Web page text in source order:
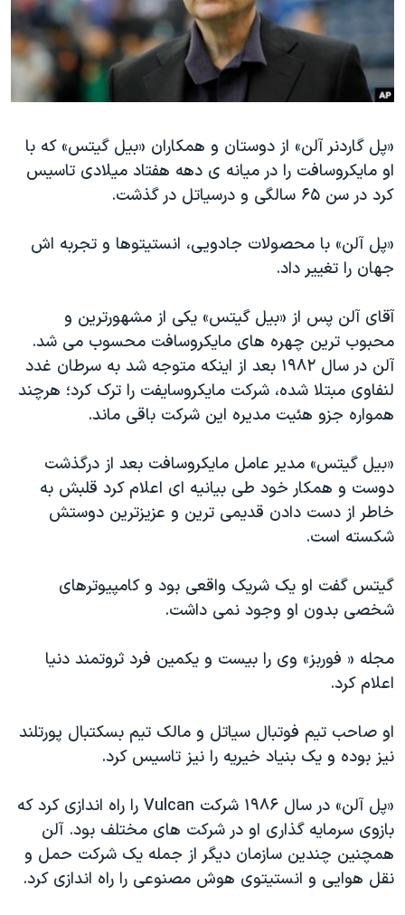
فرهنگ و زندگی
حقوق شهروندی
اقتصادی
اسرائیل در جنگ
گالری عکس
انتخابات ریاست جمهوری آمریکا ۲۰۲۴
حمله جمهوری اسلامی به اسرائیل
ورزش زنان در ایران
اعتراضات زن، زندگی، آزادی
تریبونال مردمی آبان ۹۸
دادگاه حمید نوری
چهل سال گروگان‌گیری
قانون شفافیت دارائی کادر رهبری ایران
اعتراضات مردمی آبان ۹۸
اسرائیل در جنگ
همایش محافظه‌کاران آمریکا «سی‌پک»
صفحه‌های ویژه
سفر پرزیدنت ترامپ به چین
زبانهای مختلف
«پل گاردنر آلن» از دوستان و همکاران «بیل گیتس» که با
او مایکروسافت را در میانه ی دهه هفتاد میلادی تاسیس
کرد در سن ۶۵ سالگی و درسیاتل در گذشت.
«پل آلن» با محصولات جادویی، انستیتوها و تجربه اش
جهان را تغییر داد.
آقای آلن پس از «بیل گیتس» یکی از مشهورترین و
محبوب ترین چهره های مایکروسافت محسوب می شد.
آلن در سال ۱۹۸۲ بعد از اینکه متوجه شد به سرطان غدد
لنفاوی مبتلا شده، شرکت مایکروسایفت را ترک کرد؛ هرچند
همواره جزو هئیت مدیره این شرکت باقی ماند.
«بیل گیتس» مدیر عامل مایکروسافت بعد از درگذشت
دوست و همکار خود طی بیانیه ای اعلام کرد قلبش به
خاطر از دست دادن قدیمی ترین و عزیزترین دوستش
شکسته است.
گیتس گفت او یک شریک واقعی بود و کامپیوترهای
شخصی بدون او وجود نمی داشت.
مجله « فوربز» وی را بیست و یکمین فرد ثروتمند دنیا
اعلام کرد.
او صاحب تیم فوتبال سیاتل و مالک تیم بسکتبال پورتلند
نیز بوده و یک بنیاد خیریه را نیز تاسیس کرد.
«پل آلن» در سال ۱۹۸۶ شرکت Vulcan را راه اندازی کرد که
بازوی سرمایه گذاری او در شرکت های مختلف بود. آلن
همچنین چندین سازمان دیگر از جمله یک شرکت حمل و
نقل هوایی و انستیتوی هوش مصنوعی را راه اندازی کرد.